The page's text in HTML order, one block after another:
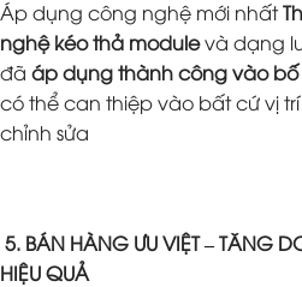
Áp dụng công nghệ mới nhất
nghệ kéo thả modulevà dạng
đã áp dụng thành công vào bố
có thể can thiệp vào bất cứ vị
chỉnh sửa
5. BÁN HÀNG ƯU VIỆT – TĂNG
HIỆU QUẢ